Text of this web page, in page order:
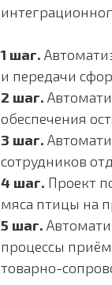
1 шаг.
и передачи
2 шаг.
обеспечения
3 шаг.
сотрудников
4 шаг. Проект
мяса птицы на
5 шаг.
процессы
товарно-